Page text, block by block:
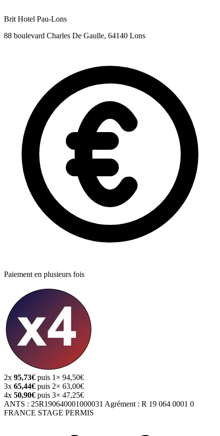
Brit Hotel Pau-Lons
88 boulevard Charles De Gaulle, 64140 Lons
Paiement en plusieurs fois
2x 95,73€ puis 1× 94,50€
3x 65,44€ puis 2× 63,00€
4x 50,90€ puis 3× 47,25€
ANTS : 25R190640001000031 Agrément : R 19 064 0001 0
FRANCE STAGE PERMIS